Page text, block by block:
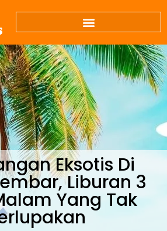
Eksotis Di
Liburan 3
Yang Tak